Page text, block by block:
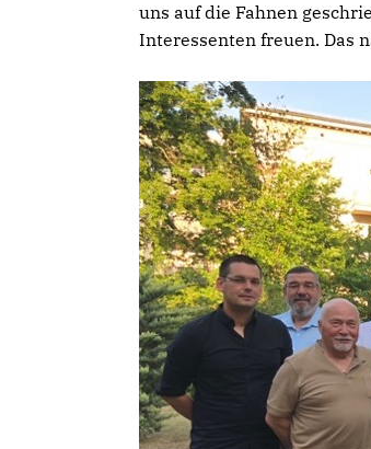
uns auf die Fahnen
Interessenten freuen. Das